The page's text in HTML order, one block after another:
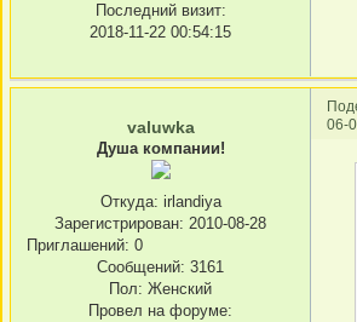
Последний визит:
2018-11-22 00:54:15
06-
valuwka
Душа компании!
Откуда: irlandiya
Зарегистрирован: 2010-08-28
Приглашений: 0
Сообщений: 3161
Пол: Женский
Провел на форуме: